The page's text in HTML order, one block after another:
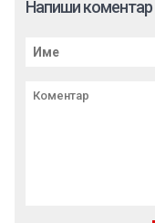
Напиши коментар